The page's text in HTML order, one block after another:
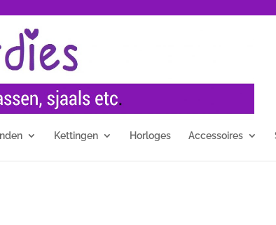
Kettingen Horloges Accessoires